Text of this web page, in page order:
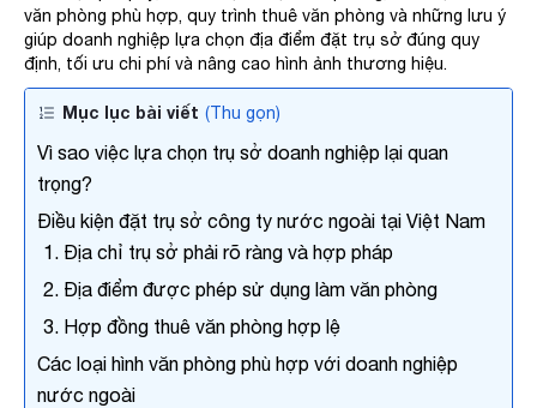
văn phòng phù hợp, quy trình thuê văn phòng và những lưu ý
giúp doanh nghiệp lựa chọn địa điểm đặt trụ sở đúng quy
định, tối ưu chi phí và nâng cao hình ảnh thương hiệu.
Mục lục bài viết (Thu gọn)
Vì sao việc lựa chọn trụ sở doanh nghiệp lại quan
trọng?
Điều kiện đặt trụ sở công ty nước ngoài tại Việt Nam
1. Địa chỉ trụ sở phải rõ ràng và hợp pháp
2. Địa điểm được phép sử dụng làm văn phòng
3. Hợp đồng thuê văn phòng hợp lệ
Các loại hình văn phòng phù hợp với doanh nghiệp
nước ngoài